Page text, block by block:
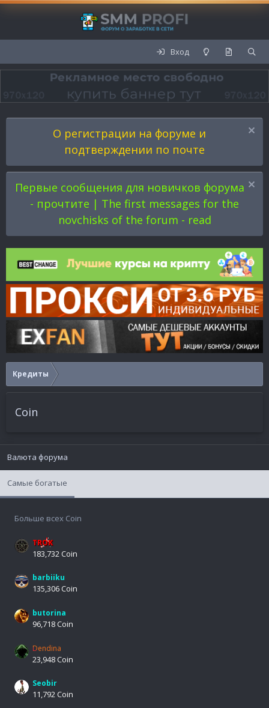
Вход
О регистрации на форуме и
подтверждении по почте
Первые сообщения для новичков форума
- прочтите | The first messages for the
novchisks of the forum - read
Кредиты
Coin
Валюта форума
Самые богатые
Больше всех Coin
TROK
183,732 Coin
barbiiku
135,306 Coin
butorina
96,718 Coin
Dendina
23,948 Coin
Seobir
11,792 Coin